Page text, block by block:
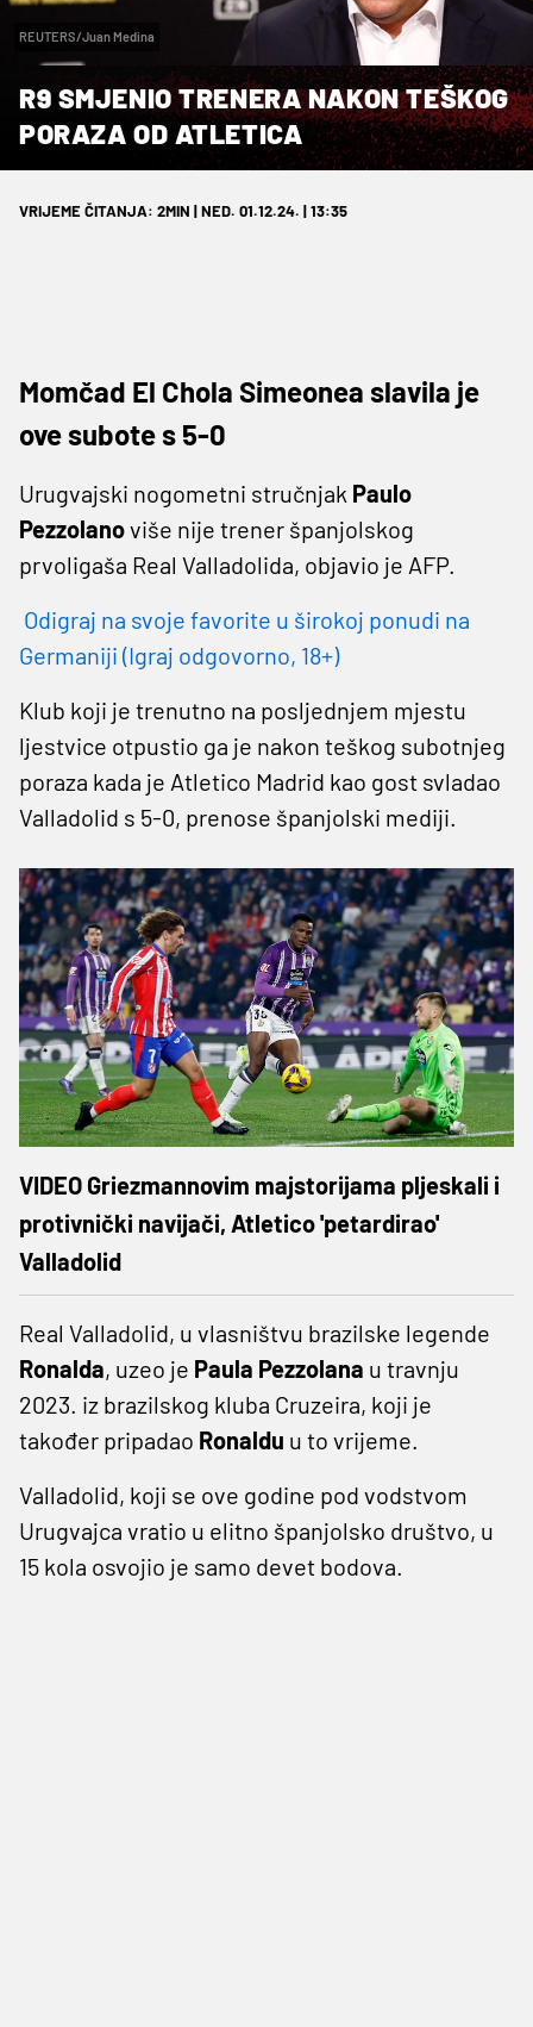
REUTERS/Juan Medina
R9 SMJENIO TRENERA NAKON TEŠKOG
PORAZA OD ATLETICA
VRIJEME ČITANJA: 2MIN | NED. 01.12.24. | 13:35
Momčad El Chola Simeonea slavila je
ove subote s 5-0
Urugvajski nogometni stručnjak Paulo
Pezzolanoviše nije trener španjolskog
prvoligaša Real Valladolida, objavio je AFP.
Odigraj na svoje favorite u širokoj ponudi na
Germaniji (Igraj odgovorno, 18+)
Klub koji je trenutno na posljednjem mjestu
ljestvice otpustio ga je nakon teškog subotnjeg
poraza kada je Atletico Madrid kao gost svladao
Valladolid s 5-0, prenose španjolski mediji.
VIDEO Griezmannovim majstorijama pljeskali i
protivnički navijači, Atletico 'petardirao'
Valladolid
Real Valladolid, u vlasništvu brazilske legende
Ronalda, uzeo je Paula Pezzolana u travnju
2023. iz brazilskog kluba Cruzeira, koji je
također pripadao Ronaldu u to vrijeme.
Valladolid, koji se ove godine pod vodstvom
Urugvajca vratio u elitno španjolsko društvo, u
15 kola osvojio je samo devet bodova.